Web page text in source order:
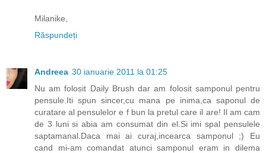
Milanike,
Răspundeți
Andreea 30 ianuarie 2011 la 01:25
Nu am folosit Daily Brush dar am folosit samponul pentru
pensule.Iti spun sincer,cu mana pe inima,ca saponul de
curatare al pensulelor e f bun la pretul care il are! Il am cam
de 3 luni si abia am consumat din el.Si imi spal pensulele
saptamanal.Daca mai ai curaj,incearca samponul ;) Eu
cand mi-am comandat atunci samponul eram in dilema